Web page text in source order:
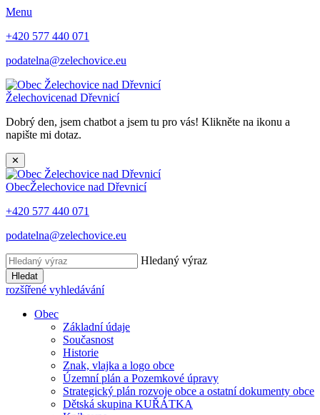
Menu
+420 577 440 071
podatelna@zelechovice.eu
Želechovicenad Dřevnicí
Dobrý den, jsem chatbot a jsem tu pro vás! Klikněte na ikonu a
napište mi dotaz.
✕
ObecŽelechovice nad Dřevnicí
+420 577 440 071
podatelna@zelechovice.eu
Hledaný výraz
Hledat
rozšířené vyhledávání
Obec
Základní údaje
Současnost
Historie
Znak, vlajka a logo obce
Územní plán a Pozemkové úpravy
Strategický plán rozvoje obce a ostatní dokumenty obce
Dětská skupina KUŘÁTKA